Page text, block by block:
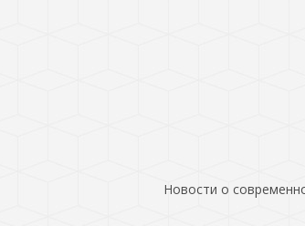
Новости о